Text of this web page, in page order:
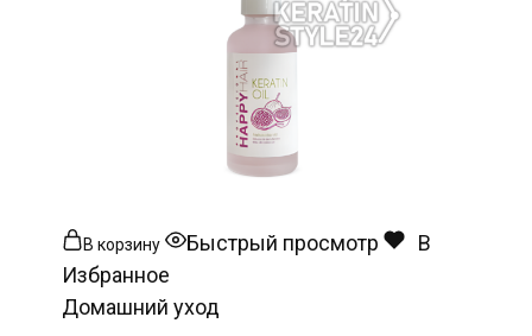
В корзину Быстрый просмотр
В
Избранное
Домашний уход